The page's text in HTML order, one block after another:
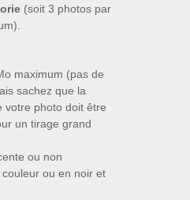
(soit 3 photos par
maximum (pas de
sachez que la
votre photo doit être
un tirage grand
ou non
ou en noir et